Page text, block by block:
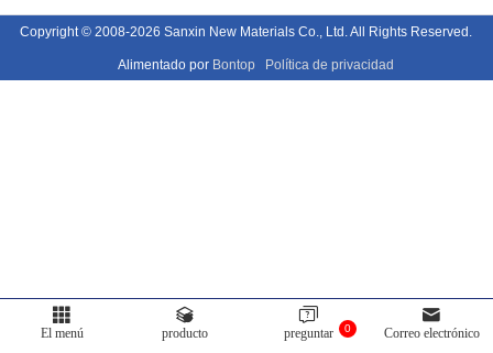
Copyright © 2008-2026 Sanxin New Materials Co., Ltd. All Rights Reserved.
Alimentado por Bontop Política de privacidad
El menú producto 0
preguntar Correo electrónico